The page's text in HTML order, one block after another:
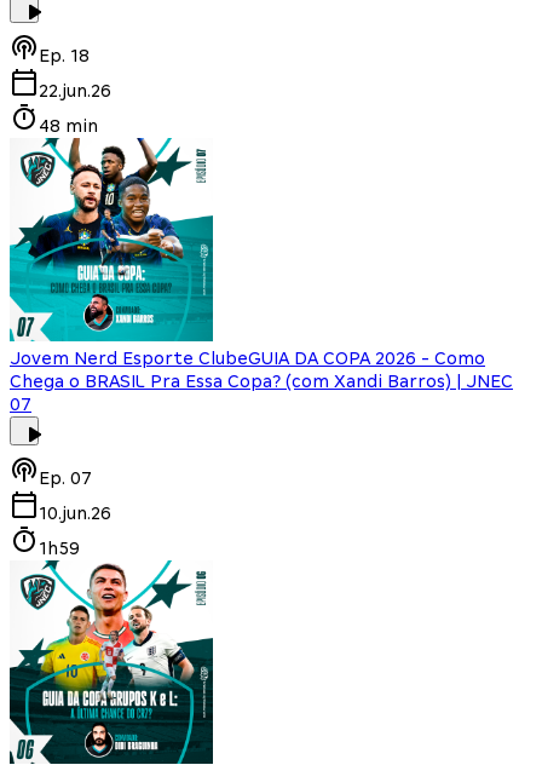
Ep. 18
22.jun.26
48 min
Jovem Nerd Esporte ClubeGUIA DA COPA 2026 - Como
Chega o BRASIL Pra Essa Copa? (com Xandi Barros) | JNEC
07
Ep. 07
10.jun.26
1h59